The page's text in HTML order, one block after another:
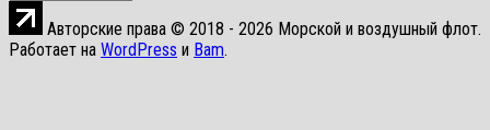
Авторские права © 2018 - 2026 Морской и воздушный флот.
Работает на WordPress и Bam.